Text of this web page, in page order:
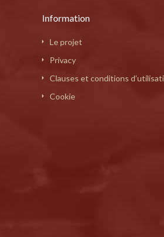
Information
Le projet
Privacy
Clauses et conditions
Cookie